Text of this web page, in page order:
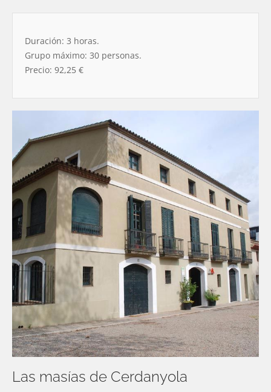
Duración: 3 horas.
Grupo máximo: 30 personas.
Precio: 92,25 €
Las masías de Cerdanyola